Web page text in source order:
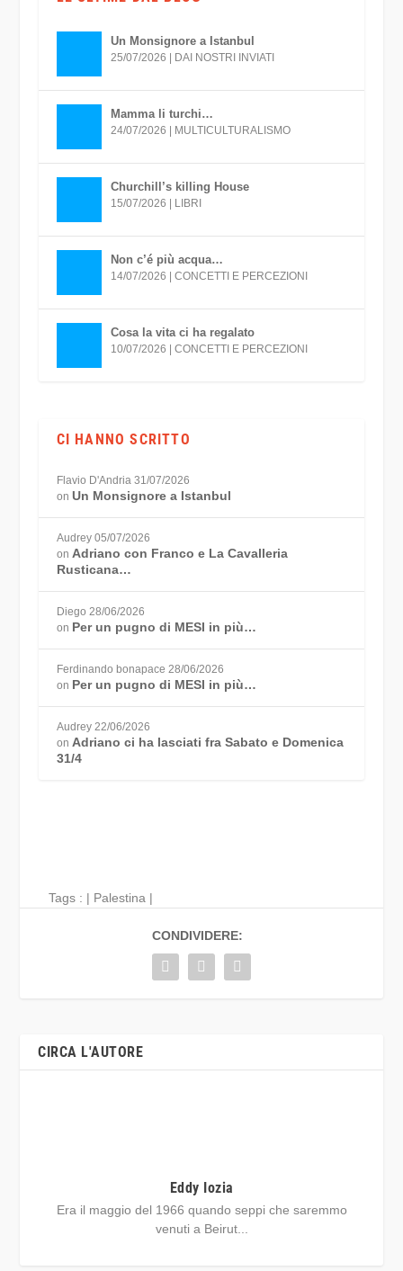
Un Monsignore a Istanbul
25/07/2026 DAI NOSTRI INVIATI
Mamma li turchi…
24/07/2026 MULTICULTURALISMO
Churchill’s killing House
15/07/2026 LIBRI
Non c’é più acqua…
14/07/2026 CONCETTI E PERCEZIONI
Cosa la vita ci ha regalato
10/07/2026 CONCETTI E PERCEZIONI
CI HANNO SCRITTO
Flavio D'Andria 31/07/2026
on Un Monsignore a Istanbul
Audrey 05/07/2026
on Adriano con Franco e La Cavalleria
Rusticana…
Diego 28/06/2026
on Per un pugno di MESI in più…
Ferdinando bonapace 28/06/2026
on Per un pugno di MESI in più…
Audrey 22/06/2026
on Adriano ci ha lasciati fra Sabato e Domenica
31/4
Tags : | Palestina |
CONDIVIDERE:
CIRCA L'AUTORE
Eddy Iozia
Era il maggio del 1966 quando seppi che saremmo
venuti a Beirut...